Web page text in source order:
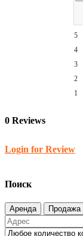
5
4
3
2
1
0 Reviews
Login for Review
Поиск
Аренда Продажа